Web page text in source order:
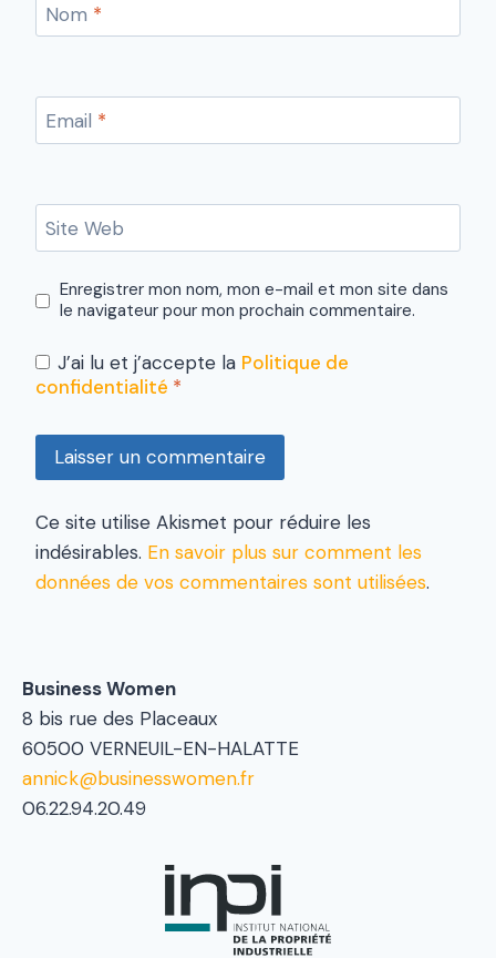
Nom *
Email *
Site Web
Enregistrer mon nom, mon e-mail et mon site dans
le navigateur pour mon prochain commentaire.
J’ai lu et j’accepte la Politique de
confidentialité *
Ce site utilise Akismet pour réduire les
indésirables. En savoir plus sur comment les
données de vos commentaires sont utilisées.
Business Women
8 bis rue des Placeaux
60500 VERNEUIL-EN-HALATTE
annick@businesswomen.fr
06.22.94.20.49